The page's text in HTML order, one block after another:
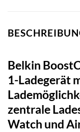
Belkin
1-Ladegerät
zentrale
Watch und